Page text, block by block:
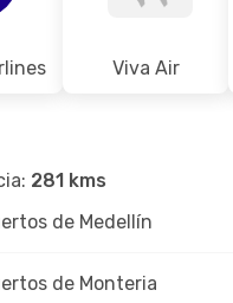
Viva Air
281 kms
de Medellín
de Monteria